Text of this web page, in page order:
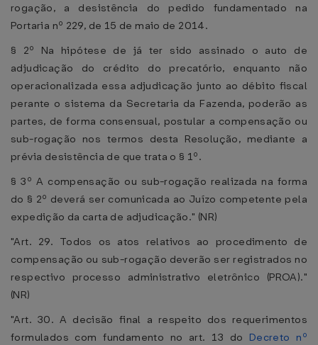
rogação, a desistência do pedido fundamentado na
Portaria nº 229, de 15 de maio de 2014.
§ 2º Na hipótese de já ter sido assinado o auto de
adjudicação do crédito do precatório, enquanto não
operacionalizada essa adjudicação junto ao débito fiscal
perante o sistema da Secretaria da Fazenda, poderão as
partes, de forma consensual, postular a compensação ou
sub-rogação nos termos desta Resolução, mediante a
prévia desistência de que trata o § 1º.
§ 3º A compensação ou sub-rogação realizada na forma
do § 2º deverá ser comunicada ao Juízo competente pela
expedição da carta de adjudicação." (NR)
"Art. 29. Todos os atos relativos ao procedimento de
compensação ou sub-rogação deverão ser registrados no
respectivo processo administrativo eletrônico (PROA)."
(NR)
"Art. 30. A decisão final a respeito dos requerimentos
formulados com fundamento no art. 13 do Decreto nº